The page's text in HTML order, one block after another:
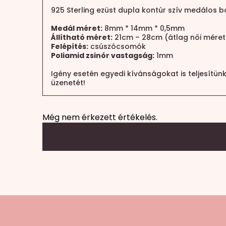
925 Sterling ezüst dupla kontúr szív medálos
Medál méret: 8mm * 14mm * 0,5mm
Állítható méret: 21cm – 28cm (átlag női
Felépítés: csúszócsomók
Poliamid zsinór vastagság: 1mm
Igény esetén egyedi kívánságokat is
üzenetét!
Még nem érkezett értékelés.